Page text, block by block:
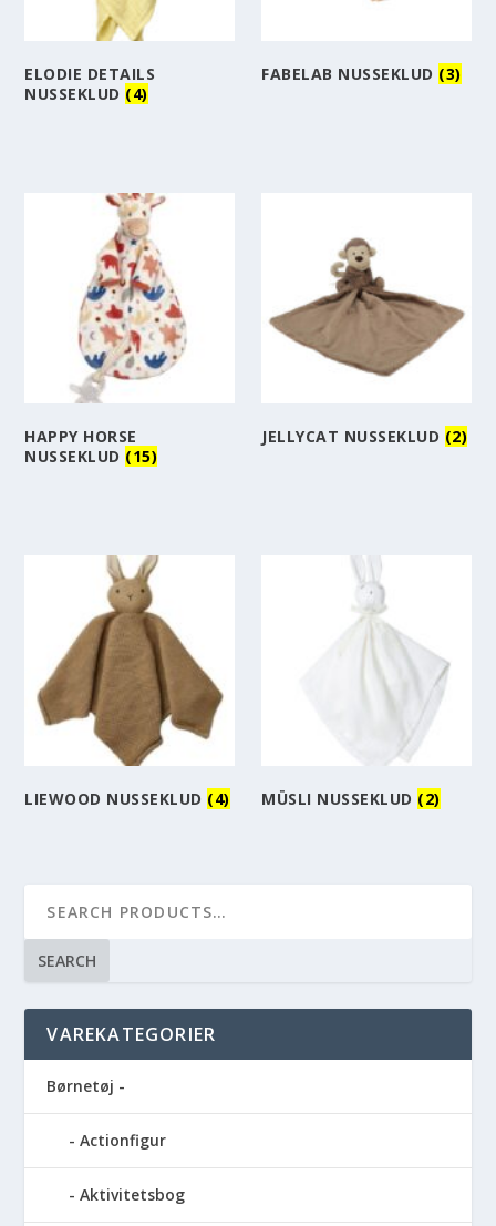
ELODIE DETAILS
NUSSEKLUD (4)
FABELAB NUSSEKLUD (3)
HAPPY HORSE
NUSSEKLUD (15)
JELLYCAT NUSSEKLUD (2)
LIEWOOD NUSSEKLUD (4) MÜSLI NUSSEKLUD (2)
SEARCH
VAREKATEGORIER
Børnetøj -
Actionfigur
Aktivitetsbog